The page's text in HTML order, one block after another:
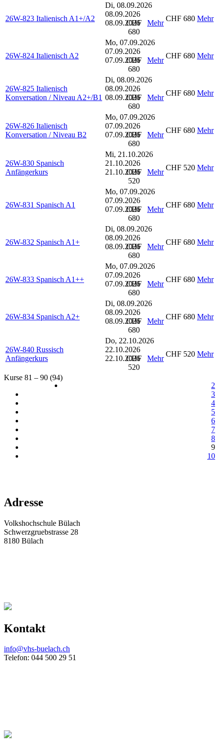
26W-823 Italienisch A1+/A2
Di, 08.09.2026
08.09.2026
08.09.2026
CHF
680
Mehr
CHF 680 Mehr
26W-824 Italienisch A2
Mo, 07.09.2026
07.09.2026
07.09.2026
CHF
680
Mehr
CHF 680 Mehr
26W-825 Italienisch
Konversation / Niveau A2+/B1
Di, 08.09.2026
08.09.2026
08.09.2026
CHF
680
Mehr
CHF 680 Mehr
26W-826 Italienisch
Konversation / Niveau B2
Mo, 07.09.2026
07.09.2026
07.09.2026
CHF
680
Mehr
CHF 680 Mehr
26W-830 Spanisch
Anfängerkurs
Mi, 21.10.2026
21.10.2026
21.10.2026
CHF
520
Mehr
CHF 520 Mehr
26W-831 Spanisch A1
Mo, 07.09.2026
07.09.2026
07.09.2026
CHF
680
Mehr
CHF 680 Mehr
26W-832 Spanisch A1+
Di, 08.09.2026
08.09.2026
08.09.2026
CHF
680
Mehr
CHF 680 Mehr
26W-833 Spanisch A1++
Mo, 07.09.2026
07.09.2026
07.09.2026
CHF
680
Mehr
CHF 680 Mehr
26W-834 Spanisch A2+
Di, 08.09.2026
08.09.2026
08.09.2026
CHF
680
Mehr
CHF 680 Mehr
26W-840 Russisch
Anfängerkurs
Do, 22.10.2026
22.10.2026
22.10.2026
CHF
520
Mehr
CHF 520 Mehr
Kurse 81 – 90 (94)
2
3
4
5
6
7
8
9
10
Adresse
Volkshochschule Bülach
Schwerzgruebstrasse 28
8180 Bülach
Kontakt
info@vhs-buelach.ch
Telefon: 044 500 29 51